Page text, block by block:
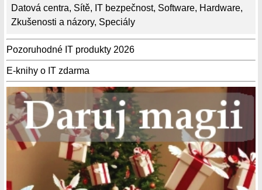
Datová centra, Sítě, IT bezpečnost, Software, Hardware,
Zkušenosti a názory, Speciály
Pozoruhodné IT produkty 2026
E-knihy o IT zdarma